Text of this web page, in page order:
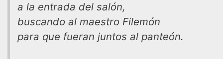
a la entrada del salón,
buscando al maestro Filemón
para que fueran juntos al panteón.